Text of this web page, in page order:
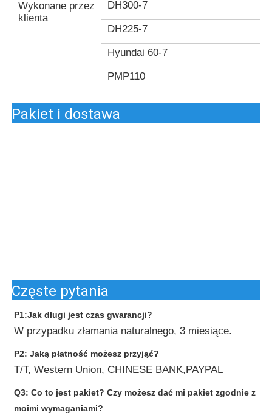
Wykonane przez
klienta
DH300-7
DH225-7
Hyundai 60-7
PMP110
Pakiet i dostawa
Częste pytania
P1:Jak długi jest czas gwarancji?
W przypadku złamania naturalnego, 3 miesiące.
P2: Jaką płatność możesz przyjąć?
T/T, Western Union, CHINESE BANK,PAYPAL
Q3: Co to jest pakiet? Czy możesz dać mi pakiet zgodnie z
moimi wymaganiami?